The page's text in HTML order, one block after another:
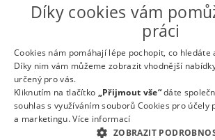
| Nabídka práce -
webu
|Vložit inzerát |Odběr novinek|
Díky cookies vám
práci
Cookies nám pomáhají lépe pochopit, co hledáte
Díky nim vám můžeme zobrazit vhodnější
určený pro vás.
Kliknutím na tlačítko „Přijmout vše“dáte
souhlas s využíváním souborů Cookies pro účely
a marketingu.Více informací
ZOBRAZIT